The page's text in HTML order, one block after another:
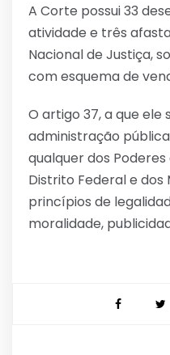
A Corte possui 33
atividade e três
Nacional de Justiça,
com esquema de
O artigo 37, a que ele
administração
qualquer dos Poderes
Distrito Federal e
princípios de
moralidade,